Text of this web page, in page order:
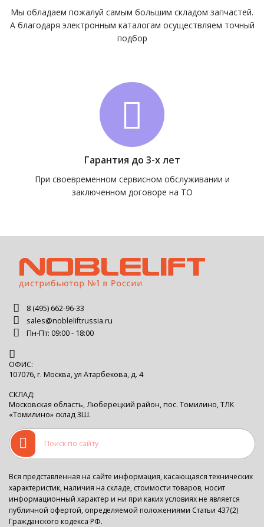
Мы обладаем пожалуй самым большим складом запчастей.
А благодаря электронным каталогам осуществляем точный
подбор
Гарантия до 3-х лет
При своевременном сервисном обслуживании и
заключенном договоре на ТО
8 (495) 662-96-33
sales@nobleliftrussia.ru
Пн-Пт: 09:00 - 18:00
ОФИС:
107076, г. Москва, ул Атарбекова, д. 4
СКЛАД:
Московская область, Люберецкий район, пос. Томилино, ТЛК
«Томилино» склад 3Ш.
Вся представленная на сайте информация, касающаяся технических
характеристик, наличия на складе, стоимости товаров, носит
информационный характер и ни при каких условиях не является
публичной офертой, определяемой положениями Статьи 437(2)
Гражданского кодекса РФ.